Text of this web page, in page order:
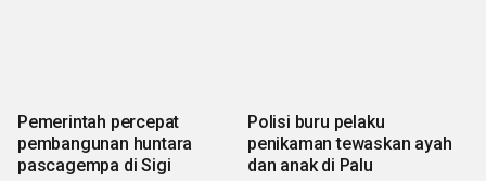
Pemerintah percepat
pembangunan huntara
pascagempa di Sigi
Polisi buru pelaku
penikaman tewaskan ayah
dan anak di Palu